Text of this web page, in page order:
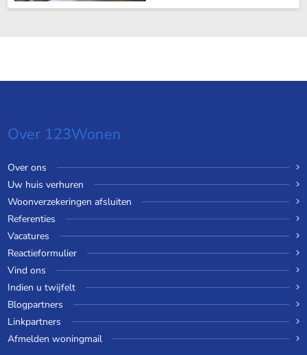
Over 123Wonen
Over ons
Uw huis verhuren
Woonverzekeringen afsluiten
Referenties
Vacatures
Reactieformulier
Vind ons
Indien u twijfelt
Blogpartners
Linkpartners
Afmelden woningmail